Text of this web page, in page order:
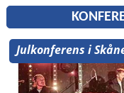
Julkonferens i